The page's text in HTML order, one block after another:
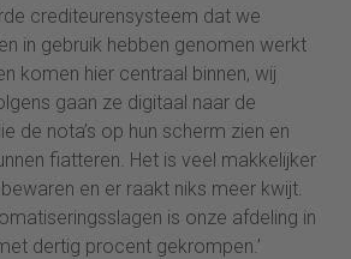
crediteurensysteem dat we
in gebruik hebben genomen werkt
komen hier centraal binnen, wij
gaan ze digitaal naar de
de nota’s op hun scherm zien en
fiatteren. Het is veel makkelijker
en er raakt niks meer kwijt.
is onze afdeling in
dertig procent gekrompen.’